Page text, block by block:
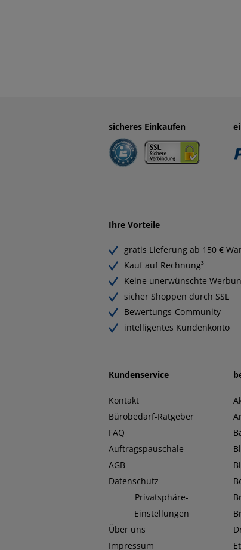
sicheres Einkaufen
Ihre Vorteile
gratis Lieferung ab 150 €
Kauf auf Rechnung³
Keine unerwünschte
sicher Shoppen durch SSL
Bewertungs-Community
intelligentes Kundenkonto
Kundenservice
Kontakt
Bürobedarf-Ratgeber
FAQ
Auftragspauschale
AGB
Datenschutz
Privatsphäre-
Einstellungen
Über uns
Impressum